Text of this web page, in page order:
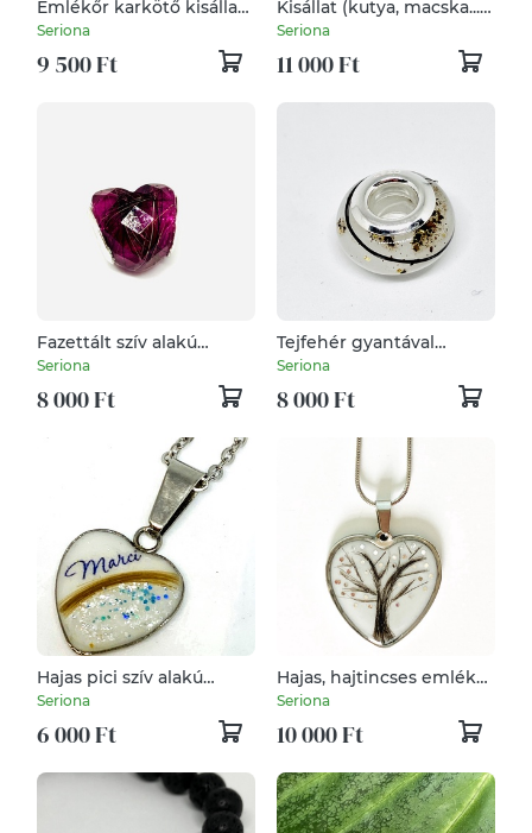
Emlékőr karkötő kisállat
szőrrel, hajjal vagy
Seriona
9 500 Ft
Kisállat (kutya, macska...)
emlékőr medál,
Seriona
11 000 Ft
Fazettált szív alakú
Pandora tipusú gyöngy,
emlékőr
Seriona
8 000 Ft
Tejfehér gyantával
készült emlékőr pandora
hamvakkal)
Seriona
8 000 Ft
Hajas pici szív alakú
nemesacél medál
Seriona
6 000 Ft
Hajas, hajtincses emlékőr
medál, lánc
Seriona
10 000 Ft